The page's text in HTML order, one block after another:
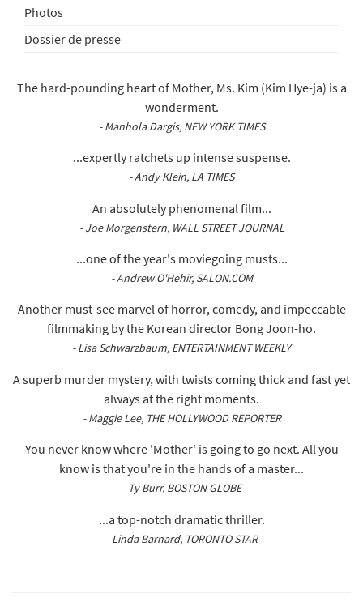
Photos
Dossier de presse
The hard-pounding heart of Mother, Ms. Kim (Kim Hye-ja) is a
wonderment.
- Manhola Dargis, NEW YORK TIMES
...expertly ratchets up intense suspense.
- Andy Klein, LA TIMES
An absolutely phenomenal film...
- Joe Morgenstern, WALL STREET JOURNAL
...one of the year's moviegoing musts...
- Andrew O'Hehir, SALON.COM
Another must-see marvel of horror, comedy, and impeccable
filmmaking by the Korean director Bong Joon-ho.
- Lisa Schwarzbaum, ENTERTAINMENT WEEKLY
A superb murder mystery, with twists coming thick and fast yet
always at the right moments.
- Maggie Lee, THE HOLLYWOOD REPORTER
You never know where 'Mother' is going to go next. All you
know is that you're in the hands of a master...
- Ty Burr, BOSTON GLOBE
...a top-notch dramatic thriller.
- Linda Barnard, TORONTO STAR